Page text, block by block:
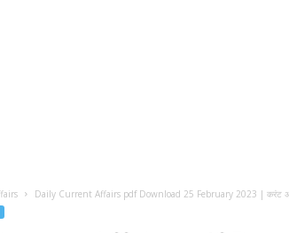
Daily Current Affairs pdf Download 25 February 2023 | करंट